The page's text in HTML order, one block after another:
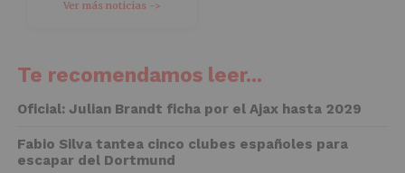
Ver más noticias ->
Te recomendamos leer...
Oficial: Julian Brandt ficha por el Ajax hasta 2029
Fabio Silva tantea cinco clubes españoles para
escapar del Dortmund